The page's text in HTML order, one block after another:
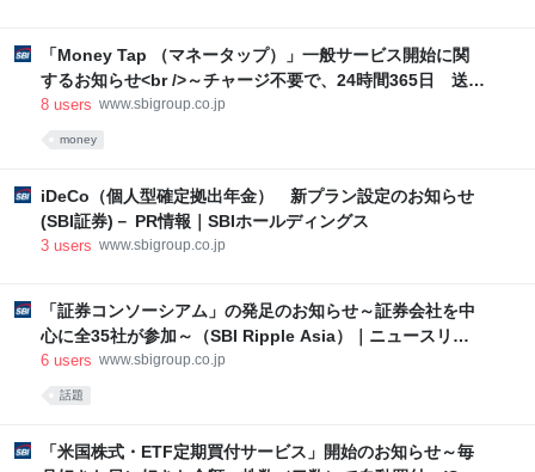
「Money Tap （マネータップ）」一般サービス開始に関
するお知らせ<br />～チャージ不要で、24時間365日 送金
手数料無料での銀行間即時送金が可能に～（SBI Ripple
8 users www.sbigroup.co.jp
money
iDeCo（個人型確定拠出年金） 新プラン設定のお知らせ
(SBI証券)－ PR情報｜SBIホールディングス
3 users www.sbigroup.co.jp
「証券コンソーシアム」の発足のお知らせ～証券会社を中
心に全35社が参加～（SBI Ripple Asia）｜ニュースリリ
ース｜SBIホールディングス
6 users www.sbigroup.co.jp
話題
「米国株式・ETF定期買付サービス」開始のお知らせ～毎